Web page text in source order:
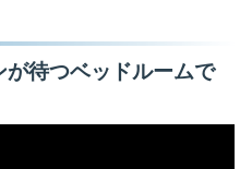
待つベッドルームで